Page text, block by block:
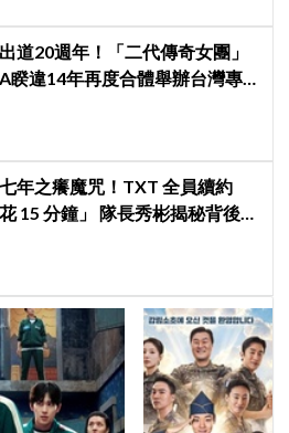
道20週年！「二代傳奇女團」
睽違14年再度合體舉辦台灣專場
年之癢魔咒！TXT 全員續約
花 15 分鐘」 隊長秀彬揭秘背後原